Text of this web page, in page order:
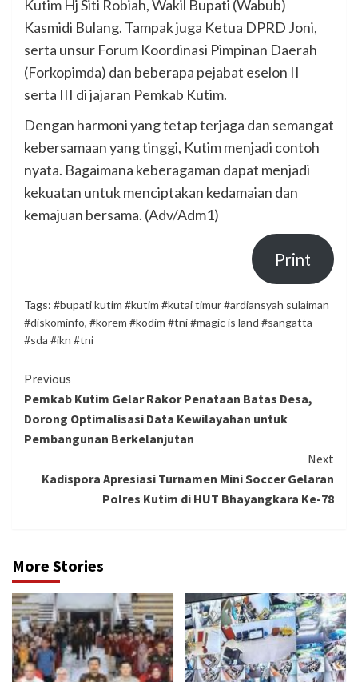
Kutim Hj Siti Robiah, Wakil Bupati (Wabub)
Kasmidi Bulang. Tampak juga Ketua DPRD Joni,
serta unsur Forum Koordinasi Pimpinan Daerah
(Forkopimda) dan beberapa pejabat eselon II
serta III di jajaran Pemkab Kutim.
Dengan harmoni yang tetap terjaga dan semangat
kebersamaan yang tinggi, Kutim menjadi contoh
nyata. Bagaimana keberagaman dapat menjadi
kekuatan untuk menciptakan kedamaian dan
kemajuan bersama. (Adv/Adm1)
Print
Tags: #bupati kutim #kutim #kutai timur #ardiansyah sulaiman
#diskominfo, #korem #kodim #tni #magic is land #sangatta
#sda #ikn #tni
Continue
Reading
Previous
Pemkab Kutim Gelar Rakor Penataan Batas Desa,
Dorong Optimalisasi Data Kewilayahan untuk
Pembangunan Berkelanjutan
Next
Kadispora Apresiasi Turnamen Mini Soccer Gelaran
Polres Kutim di HUT Bhayangkara Ke-78
More Stories